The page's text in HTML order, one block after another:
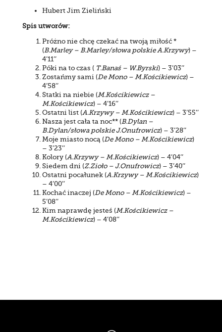
Hubert Jim Zieliński
Spis utworów:
Próżno nie chcę czekać na twoją miłość *
(B.Marley – B.Marley/słowa polskie A.Krzywy) –
4’11’’
Póki na to czas (T.Banaś – W.Byrski) – 3’03’’
Zostańmy sami (De Mono – M.Kościkiewicz) –
4’58’’
Statki na niebie (M.Kościkiewicz –
M.Kościkiewicz) – 4’16’’
Ostatni list (A.Krzywy – M.Kościkiewicz) – 3’55’’
Nasza jest cała ta noc** (B.Dylan –
B.Dylan/słowa polskie J.Onufrowicz) – 3’28’’
Moje miasto nocą (De Mono – M.Kościkiewicz)
– 3’23’’
Kolory (A.Krzywy – M.Kościkiewicz) – 4’04’’
Siedem dni (Z.Zioło – J.Onufrowicz) – 3’40’’
Ostatni pocałunek (A.Krzywy – M.Kościkiewicz)
– 4’00’’
Kochać inaczej (De Mono – M.Kościkiewicz) –
5’08’’
Kim naprawdę jesteś (M.Kościkiewicz –
M.Kościkiewicz) – 4’08’’